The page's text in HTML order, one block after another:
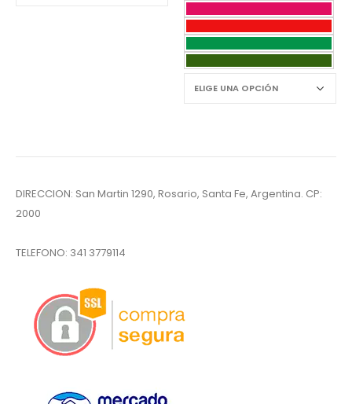
DIRECCION: San Martin 1290, Rosario, Santa Fe, Argentina. CP:
2000
TELEFONO: 341 3779114